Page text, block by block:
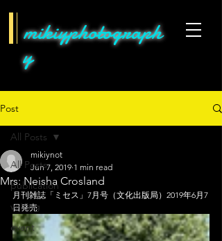
mikiyphotograph
y
Post
All Posts
publication
writing
event
All Posts
Mrs: Neisha Crosland
mikiynot
Jun 7, 2019 1 min read
月刊雑誌「ミセス」7月号（文化出版局）2019年6月7
日発売